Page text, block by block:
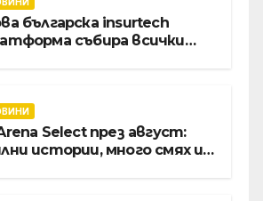
българска insurtech
събира всички
Select през август:
истории, много смях и